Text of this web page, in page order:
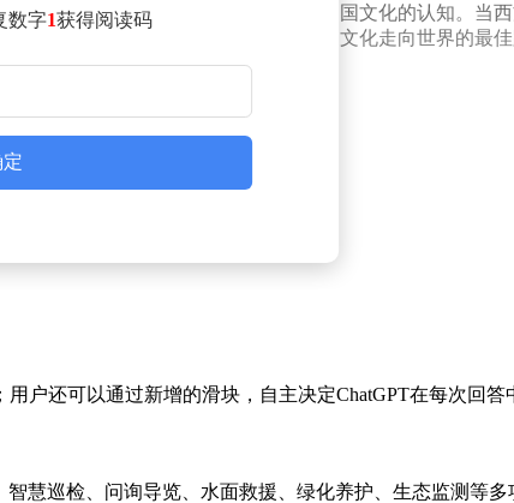
革命，正在重塑全球对中国制造和中国文化的认知。当
日常生活的文化传播，或许正是中国文化走向世界的最佳
数字1获得阅读码
户还可以通过新增的滑块，自主决定ChatGPT在每次回答
慧巡检、问询导览、水面救援、绿化养护、生态监测等